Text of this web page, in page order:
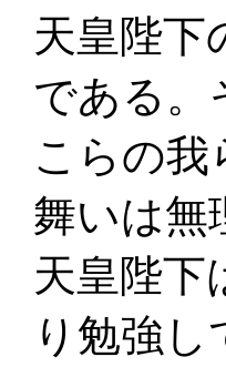
天皇陛下
である。
こらの
舞いは無
天皇陛下
り勉強